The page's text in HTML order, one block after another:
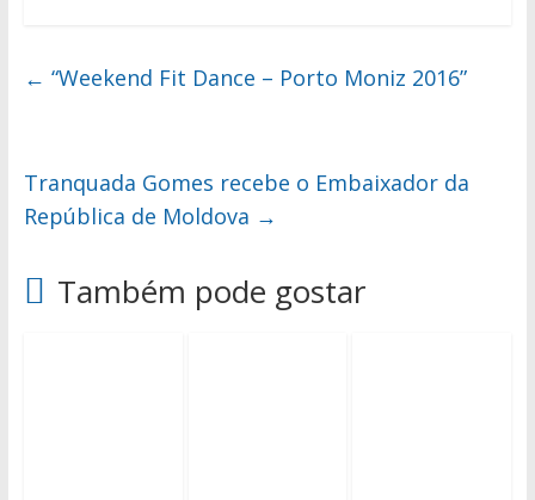
← “Weekend Fit Dance – Porto Moniz 2016”
Tranquada Gomes recebe o Embaixador da
República de Moldova →
Também pode gostar